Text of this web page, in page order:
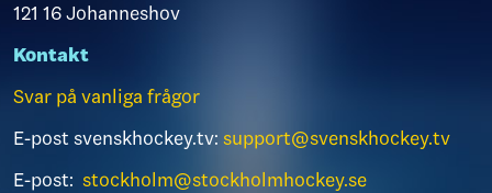
121 16 Johanneshov
Kontakt
Svar på vanliga frågor
E-post svenskhockey.tv: support@svenskhockey.tv
E-post: stockholm@stockholmhockey.se